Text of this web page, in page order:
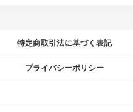
特定商取引法に基づく表記
プライバシーポリシー